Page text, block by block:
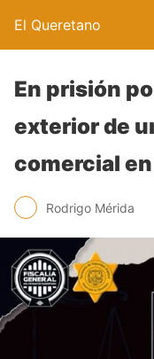
El Queretano
En prisión
exterior de
comercial
Rodrigo Mérida